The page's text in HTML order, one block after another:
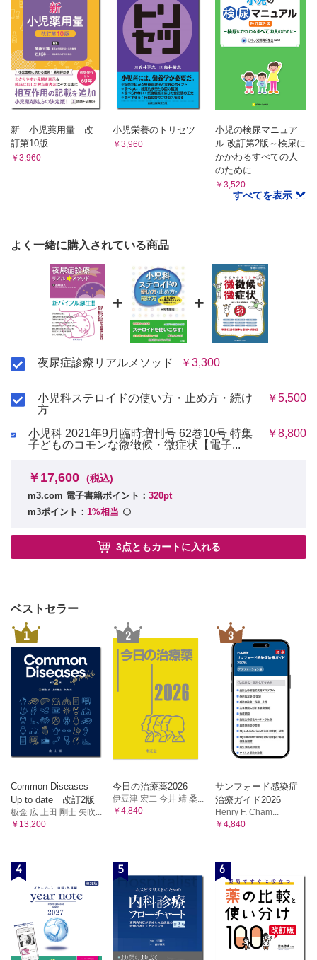
新 小児薬用量 改
訂第10版
￥3,960
小児栄養のトリセツ
￥3,960
小児の検尿マニュア
ル 改訂第2版～検尿に
かかわるすべての人
のために
￥3,520
すべてを表示
よく一緒に購入されている商品
+ +
夜尿症診療リアルメソッド ￥3,300
小児科ステロイドの使い方・止め方・続け
方
￥5,500
小児科 2021年9月臨時増刊号 62巻10号 特集
子どものコモンな微徴候・微症状【電子...
￥8,800
￥17,600 (税込)
m3.com 電子書籍ポイント： 320pt
m3ポイント： 1%相当
3点ともカートに入れる
ベストセラー
1
Common Diseases
Up to date 改訂2版
板金 広 上田 剛士 矢吹...
￥13,200
2
今日の治療薬2026
伊豆津 宏二 今井 靖 桑...
￥4,840
3
サンフォード感染症
治療ガイド2026
Henry F. Cham...
￥4,840
4 5 6